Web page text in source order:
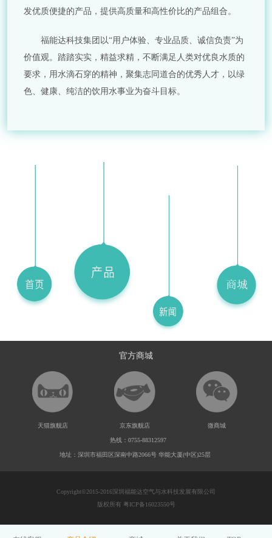
发优质便捷的产品，提供高质量和高性价比的产品组合。
福能达科技集团以“用户体验、专业品质、诚信负责”为
价值观。踏踏实实，精益求精，不断满足人类对优良水质的
要求，用水滴石穿的精神，聚集志同道合的优秀人才，以绿
色、健康、纯洁的饮用水事业为奋斗目标。
官方商城
天猫旗舰店 京东旗舰店 微商城
热线：0755-88312597
地址：深圳市福田区深南中路2066号 华能大厦(中区)25层
Copyright©2015-2016深圳福能达空气与水科技发展有限公司
版权所有 粤ICP备16023550号